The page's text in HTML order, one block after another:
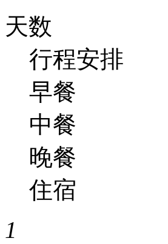
天数
行程安排
早餐
中餐
晚餐
住宿
1